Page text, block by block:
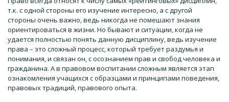
т.к. с одной стороны его изучение интересно, а с другой
стороны очень важно, ведь никогда не помешают знания
ориентироваться в жизни. Но бывают и ситуации, когда не
удается полностью понять данную дисциплину, ведь изучение
права – это сложный процесс, который требует раздумья и
понимания, и связан он, с осознанием прав и свобод человека и
гражданина. А в правовом воспитании сложным является этап
ознакомления учащихся с образцами и принципами поведения,
правовых традиций, правового опыта.